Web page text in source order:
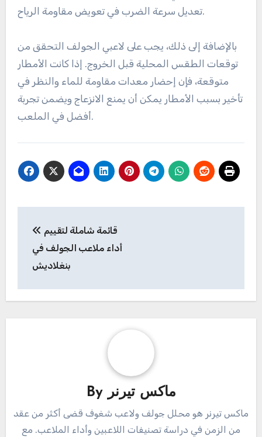
تعديل سرعة الضرب في تعويض مقاومة الرياح.
بالإضافة إلى ذلك، يجب على لاعبي الجولف التحقق من
توقعات الطقس المحلية قبل الخروج. إذا كانت الأمطار
متوقعة، فإن إحضار معدات مقاومة للماء والنظر في
تأخير بسبب الأمطار يمكن أن يمنع الانزعاج ويضمن تجربة
أفضل في الملعب.
navigation
أداء ملاعب الجولف في
بنغلاديش
By ماكس تيرنر
ماكس تيرنر هو محلل جولف ولاعب شغوف قضى أكثر من عقد
من الزمن في دراسة تصنيفات اللاعبين وأداء الملاعب. مع